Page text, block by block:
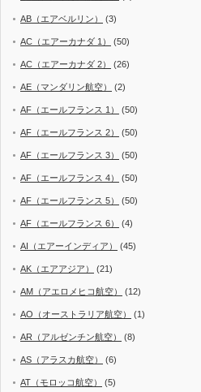
AB（エアベルリン） (3)
AC（エアーカナダ 1） (50)
AC（エアーカナダ 2） (26)
AE（マンダリン航空） (2)
AF（エールフランス 1） (50)
AF（エールフランス 2） (50)
AF（エールフランス 3） (50)
AF（エールフランス 4） (50)
AF（エールフランス 5） (50)
AF（エールフランス 6） (4)
AI（エアーインディア） (45)
AK（エアアジア） (21)
AM（アエロメヒコ航空） (12)
AO（オーストラリア航空） (1)
AR（アルゼンチン航空） (8)
AS（アラスカ航空） (6)
AT（モロッコ航空） (5)